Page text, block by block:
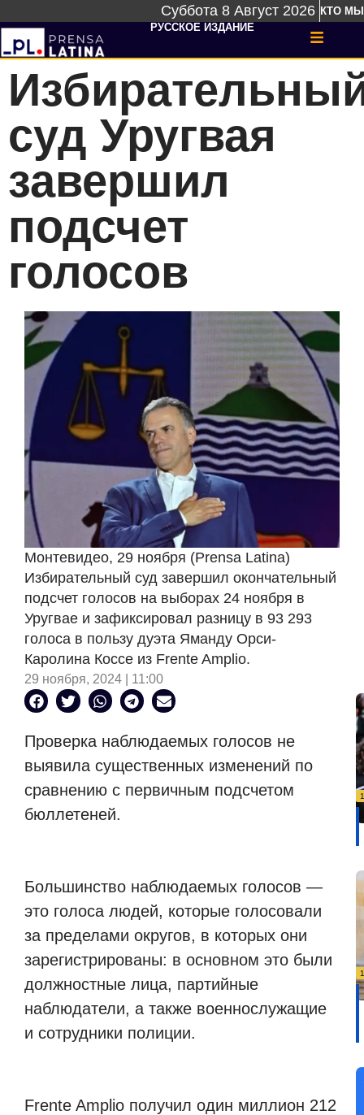
Суббота 8 Август 2026 КТО МЫ
РУССКОЕ ИЗДАНИЕ
суд Уругвая
завершил
подсчет
голосов
Монтевидео, 29 ноября (Prensa Latina)
Избирательный суд завершил окончательный
подсчет голосов на выборах 24 ноября в
Уругвае и зафиксировал разницу в 93 293
голоса в пользу дуэта Яманду Орси-
Каролина Коссе из Frente Amplio.
29 ноября, 2024 | 11:00
Проверка наблюдаемых голосов не
выявила существенных изменений по
сравнению с первичным подсчетом
бюллетеней.
Большинство наблюдаемых голосов —
это голоса людей, которые голосовали
за пределами округов, в которых они
зарегистрированы: в основном это были
должностные лица, партийные
наблюдатели, а также военнослужащие
и сотрудники полиции.
Frente Amplio получил один миллион 212